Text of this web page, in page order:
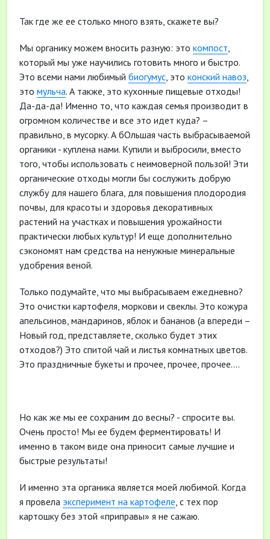
Так где же ее столько много взять, скажете вы?
Мы органику можем вносить разную: это компост,
который мы уже научились готовить много и быстро.
Это всеми нами любимый биогумус, это конский навоз,
это мульча. А также, это кухонные пищевые отходы!
Да-да-да! Именно то, что каждая семья производит в
огромном количестве и все это идет куда? –
правильно, в мусорку. А бОльшая часть выбрасываемой
органики - куплена нами. Купили и выбросили, вместо
того, чтобы использовать с неимоверной пользой! Эти
органические отходы могли бы сослужить добрую
службу для нашего блага, для повышения плодородия
почвы, для красоты и здоровья декоративных
растений на участках и повышения урожайности
практически любых культур! И еще дополнительно
сэкономят нам средства на ненужные минеральные
удобрения веной.
Только подумайте, что мы выбрасываем ежедневно?
Это очистки картофеля, моркови и свеклы. Это кожура
апельсинов, мандаринов, яблок и бананов (а впереди –
Новый год, представляете, сколько будет этих
отходов?) Это спитой чай и листья комнатных цветов.
Это праздничные букеты и прочее, прочее, прочее….
Но как же мы ее сохраним до весны? - спросите вы.
Очень просто! Мы ее будем ферментировать! И
именно в таком виде она приносит самые лучшие и
быстрые результаты!
И именно эта органика является моей любимой. Когда
я провела эксперимент на картофеле, с тех пор
картошку без этой «приправы» я не сажаю.